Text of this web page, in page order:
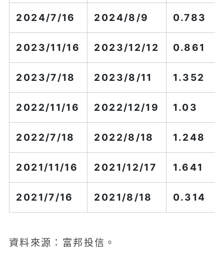
2024/7/16 2024/8/9 0.783
2023/11/16 2023/12/12 0.861
2023/7/18 2023/8/11 1.352
2022/11/16 2022/12/19 1.03
2022/7/18 2022/8/18 1.248
2021/11/16 2021/12/17 1.641
2021/7/16 2021/8/18 0.314
資料來源：富邦投信。